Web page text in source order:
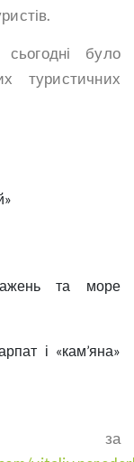
було
туристичних
та море
і «кам’яна»
за